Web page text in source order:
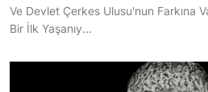
Ve Devlet Çerkes Ulusu'nun Farkına
Bir İlk Yaşanıy...